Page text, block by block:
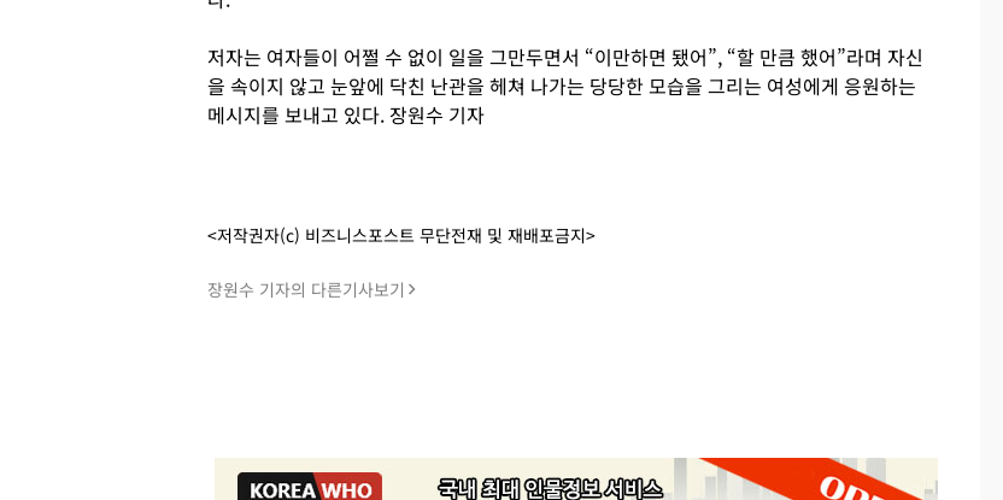
저자는 여자들이 어쩔 수 없이 일을 그만두면서 “이만하면 됐어”, “할 만큼 했어”라며 자신
을 속이지 않고 눈앞에 닥친 난관을 헤쳐 나가는 당당한 모습을 그리는 여성에게 응원하는
메시지를 보내고 있다. 장원수 기자
<저작권자(c) 비즈니스포스트 무단전재 및 재배포금지>
장원수 기자의 다른기사보기